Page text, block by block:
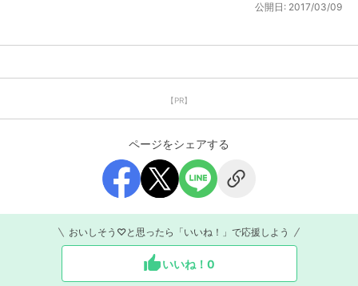
公開日: 2017/03/09
【PR】
ページをシェアする
おいしそう♡と思ったら「いいね！」で応援しよう
いいね！ 0